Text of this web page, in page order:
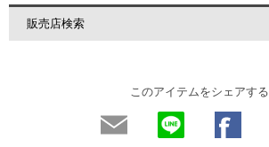
販売店検索
このアイテムをシェアする